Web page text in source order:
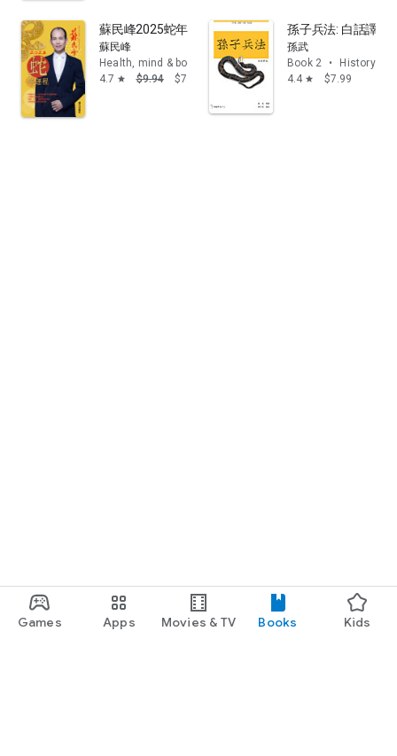
Games Apps Movies & TV Books Kids
蘇民峰2025蛇年運程
蘇民峰
Health, mind & body
4.7 star $9.94 $7.95
孫子兵法: 白話譯註
孫武
Book 2
•
History
4.4 star $7.99